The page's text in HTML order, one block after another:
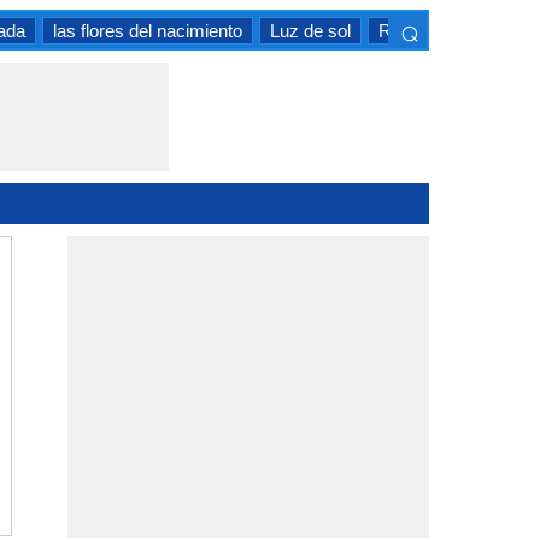
las flores del nacimiento Luz de sol Riego
⌕